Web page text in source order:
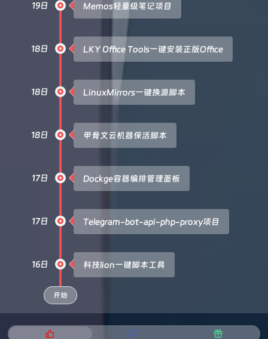
19日 Memos轻量级笔记项目
18日 LKY Office Tools一键安装正版Office
18日 LinuxMirrors一键换源脚本
18日 甲骨文云机器保活脚本
17日 Dockge容器编排管理面板
17日 Telegram-bot-api-php-proxy项目
16日 科技lion一键脚本工具
开始
热
随